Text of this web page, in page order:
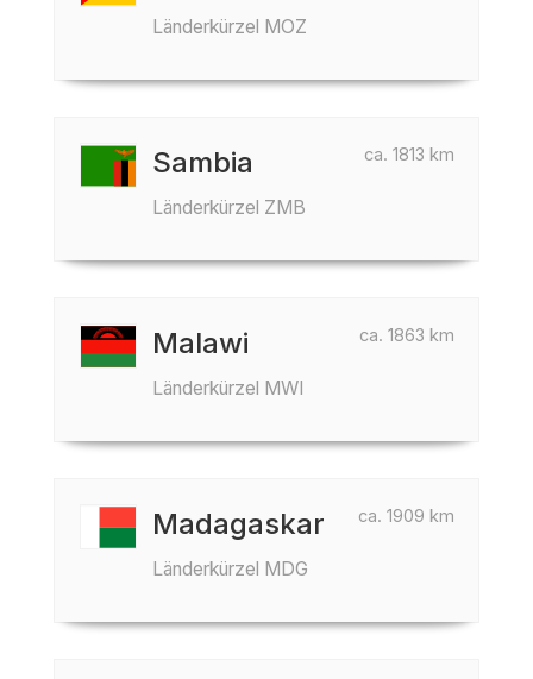
Länderkürzel MOZ
ca. 1813 km
Sambia
Länderkürzel ZMB
ca. 1863 km
Malawi
Länderkürzel MWI
ca. 1909 km
Madagaskar
Länderkürzel MDG